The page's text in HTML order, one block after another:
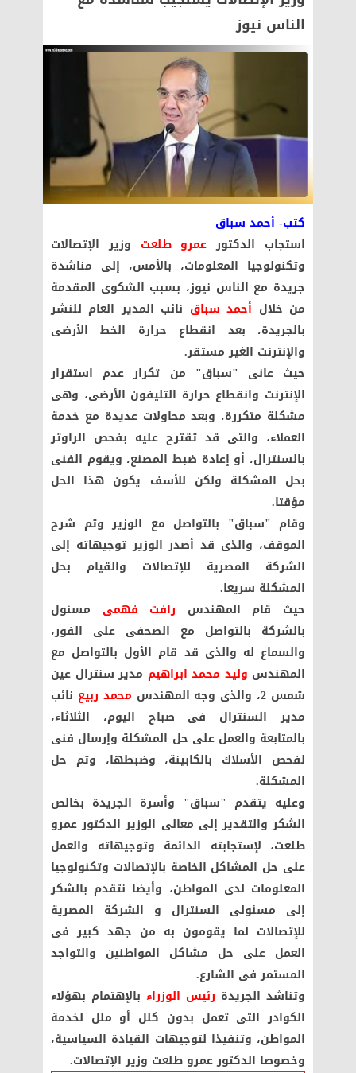
الناس نيوز
كتب- أحمد سباق
استجاب الدكتور عمرو طلعت وزير الإتصالات
وتكنولوجيا المعلومات، بالأمس، إلى مناشدة
جريدة مع الناس نيوز، بسبب الشكوى المقدمة
من خلال أحمد سباق نائب المدير العام للنشر
بالجريدة، بعد انقطاع حرارة الخط الأرضى
والإنترنت الغير مستقر.
حيث عانى "سباق" من تكرار عدم استقرار
الإنترنت وانقطاع حرارة التليفون الأرضى، وهى
مشكلة متكررة، وبعد محاولات عديدة مع خدمة
العملاء، والتى قد تقترح عليه بفحص الراوتر
بالسنترال، أو إعادة ضبط المصنع، ويقوم الفنى
بحل المشكلة ولكن للأسف يكون هذا الحل
مؤقتا.
وقام "سباق" بالتواصل مع الوزير وتم شرح
الموقف، والذى قد أصدر الوزير توجيهاته إلى
الشركة المصرية للإتصالات والقيام بحل
المشكلة سريعا.
حيث قام المهندس رافت فهمى مسئول
بالشركة بالتواصل مع الصحفى على الفور،
والسماع له والذى قد قام الأول بالتواصل مع
المهندس وليد محمد ابراهيم مدير سنترال عين
شمس 2، والذى وجه المهندس
محمد ربيع نائب
مدير السنترال فى صباح اليوم، الثلاثاء،
بالمتابعة والعمل على حل المشكلة وإرسال فنى
لفحص الأسلاك بالكابينة، وضبطها، وتم حل
المشكلة.
وعليه يتقدم "سباق" وأسرة الجريدة بخالص
الشكر والتقدير إلى معالى الوزير الدكتور عمرو
طلعت، لإستجابته الدائمة وتوجيهاته والعمل
على حل المشاكل الخاصة بالإتصالات وتكنولوجيا
المعلومات لدى المواطن، وأيضا نتقدم بالشكر
إلى مسئولى السنترال و الشركة المصرية
للإتصالات لما يقومون به من جهد كبير فى
العمل على حل مشاكل المواطنين والتواجد
المستمر فى الشارع.
وتناشد الجريدة رئيس الوزراء بالإهتمام بهؤلاء
الكوادر التى تعمل بدون كلل أو ملل لخدمة
المواطن، وتنفيذا لتوجيهات القيادة السياسية،
وخصوصا الدكتور عمرو طلعت وزير الإتصالات.